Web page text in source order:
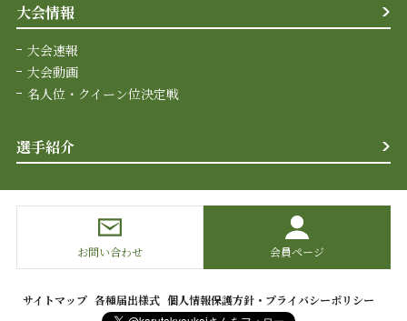
大会情報
大会速報
大会動画
名人位・クイーン位決定戦
選手紹介
お問い合わせ 会員ページ
サイトマップ 各種届出様式 個人情報保護方針・プライバシーポリシー